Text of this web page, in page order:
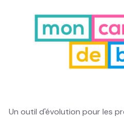
Un outil d'évolution pour les